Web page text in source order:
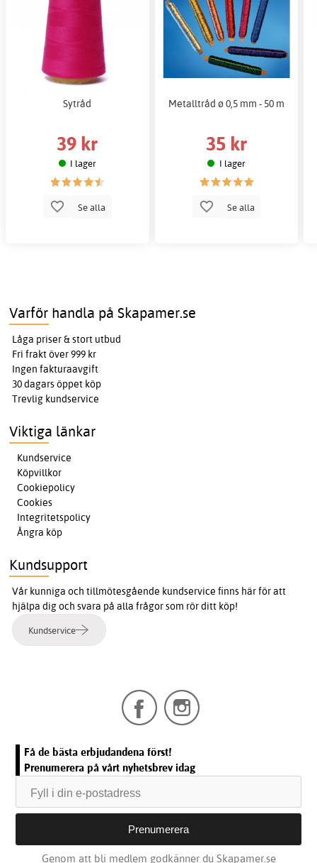
Sytråd
39 kr
I lager
Se alla
Metalltråd ø 0,5 mm - 50 m
35 kr
I lager
Se alla
Varför handla på Skapamer.se
Låga priser & stort utbud
Fri frakt över 999 kr
Ingen fakturaavgift
30 dagars öppet köp
Trevlig kundservice
Viktiga länkar
Kundservice
Köpvillkor
Cookiepolicy
Cookies
Integritetspolicy
Ångra köp
Kundsupport
Vår kunniga och tillmötesgående kundservice finns här för att
hjälpa dig och svara på alla frågor som rör ditt köp!
Kundservice
Få de bästa erbjudandena först!
Prenumerera på vårt nyhetsbrev idag
Genom att bli medlem godkänner du Skapamer.se